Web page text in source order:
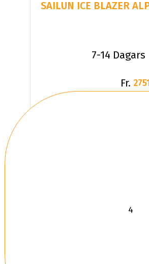
SAILUN ICE BLAZER
7-14
Fr.